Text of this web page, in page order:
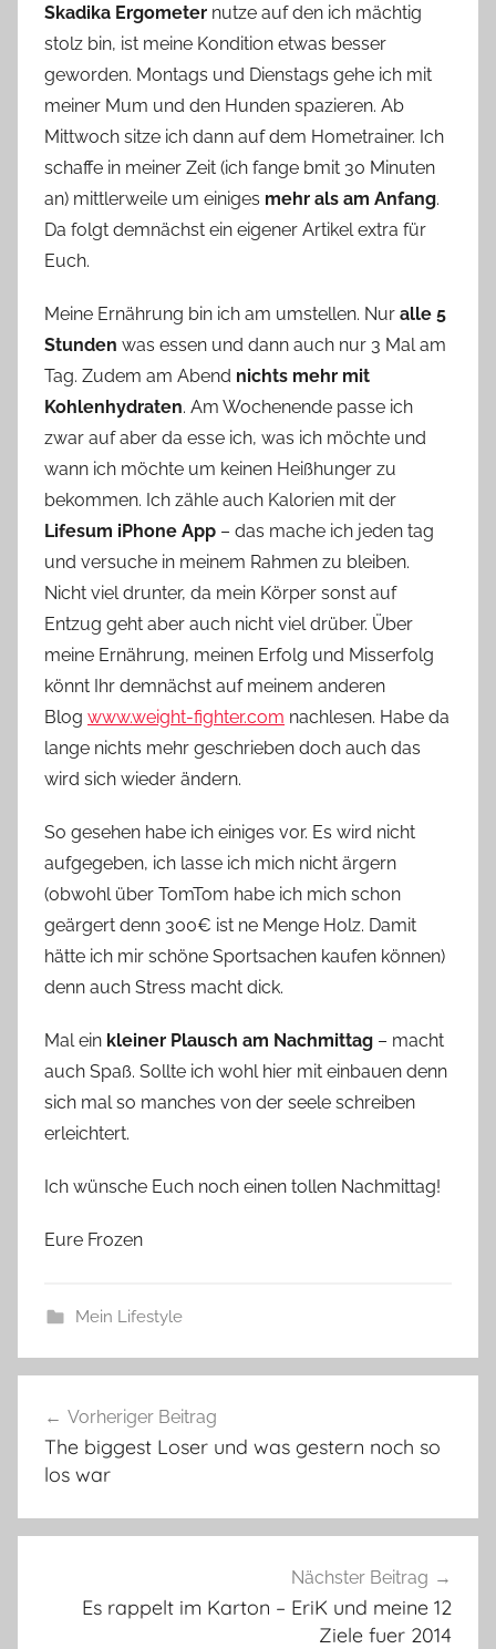
Skadika Ergometer nutze auf den ich mächtig
stolz bin, ist meine Kondition etwas besser
geworden. Montags und Dienstags gehe ich mit
meiner Mum und den Hunden spazieren. Ab
Mittwoch sitze ich dann auf dem Hometrainer. Ich
schaffe in meiner Zeit (ich fange bmit 30 Minuten
an) mittlerweile um einiges mehr als am Anfang.
Da folgt demnächst ein eigener Artikel extra für
Euch.
Meine Ernährung bin ich am umstellen. Nur alle 5
Stunden was essen und dann auch nur 3 Mal am
Tag. Zudem am Abend nichts mehr mit
Kohlenhydraten. Am Wochenende passe ich
zwar auf aber da esse ich, was ich möchte und
wann ich möchte um keinen Heißhunger zu
bekommen. Ich zähle auch Kalorien mit der
Lifesum iPhone App – das mache ich jeden tag
und versuche in meinem Rahmen zu bleiben.
Nicht viel drunter, da mein Körper sonst auf
Entzug geht aber auch nicht viel drüber. Über
meine Ernährung, meinen Erfolg und Misserfolg
könnt Ihr demnächst auf meinem anderen
Blog www.weight-fighter.com nachlesen. Habe da
lange nichts mehr geschrieben doch auch das
wird sich wieder ändern.
So gesehen habe ich einiges vor. Es wird nicht
aufgegeben, ich lasse ich mich nicht ärgern
(obwohl über TomTom habe ich mich schon
geärgert denn 300€ ist ne Menge Holz. Damit
hätte ich mir schöne Sportsachen kaufen können)
denn auch Stress macht dick.
Mal ein kleiner Plausch am Nachmittag – macht
auch Spaß. Sollte ich wohl hier mit einbauen denn
sich mal so manches von der seele schreiben
erleichtert.
Ich wünsche Euch noch einen tollen Nachmittag!
Eure Frozen
Mein Lifestyle
Vorheriger Beitrag
The biggest Loser und was gestern noch so
los war
Nächster Beitrag
Es rappelt im Karton – EriK und meine 12
Ziele fuer 2014